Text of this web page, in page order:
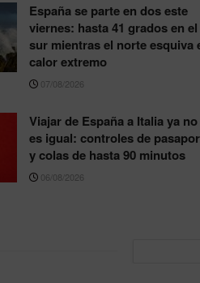
España se parte en dos este
viernes: hasta 41 grados en el
sur mientras el norte esquiva
calor extremo
07/08/2026
Viajar de España a Italia ya no
es igual: controles de
y colas de hasta 90 minutos
06/08/2026